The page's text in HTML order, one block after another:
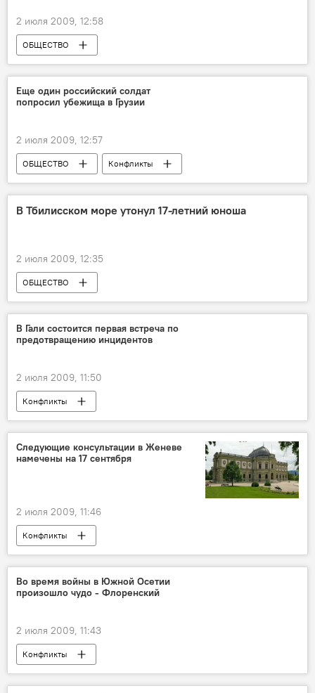
2 июля 2009, 12:58
ОБЩЕСТВО
Еще один российский солдат
попросил убежища в Грузии
2 июля 2009, 12:57
ОБЩЕСТВО Конфликты
В Тбилисском море утонул 17-летний юноша
2 июля 2009, 12:35
ОБЩЕСТВО
В Гали состоится первая встреча по
предотвращению инцидентов
2 июля 2009, 11:50
Конфликты
Следующие консультации в Женеве
намечены на 17 сентября
2 июля 2009, 11:46
Конфликты
Во время войны в Южной Осетии
произошло чудо - Флоренский
2 июля 2009, 11:43
Конфликты